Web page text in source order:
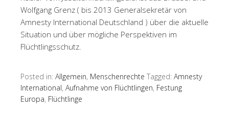
Wolfgang Grenz ( bis 2013 Generalsekretär von
Amnesty International Deutschland ) über die aktuelle
Situation und über mögliche Perspektiven im
Flüchtlingsschutz.
Posted in: Allgemein, Menschenrechte Tagged: Amnesty
International, Aufnahme von Flüchtlingen, Festung
Europa, Flüchtlinge